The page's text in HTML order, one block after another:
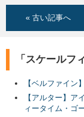
« 古い記事へ
「スケールフ
【ベルファイン
【アルター】ア
ィータイム・ゴ